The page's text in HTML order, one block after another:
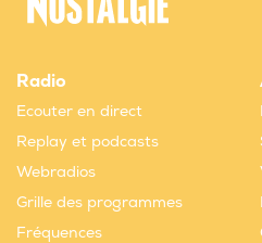
Radio
Ecouter en direct
Replay et podcasts
Webradios
Grille des programmes
Fréquences